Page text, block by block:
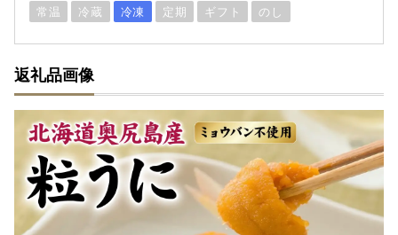
常温 冷蔵 冷凍 定期 ギフト のし
返礼品画像